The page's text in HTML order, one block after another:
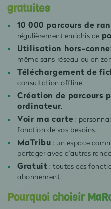
gratuites
10 000 parcours de
régulièrement enrichis de
Utilisation hors-
même sans réseau ou en
Téléchargement de
consultation offline.
Création de parcours
ordinateur.
Voir ma carte :
fonction de vos besoins.
MaTribu : un espace
partager avec d'autres
Gratuit : toutes ces
abonnement.
Pourquoi choisir